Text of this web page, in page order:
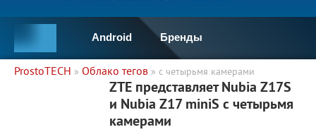
Android Бренды
ProstoTECH » Облако тегов » с четырьмя камерами
6 023 0
ZTE представляет Nubia Z17S
и Nubia Z17 miniS с четырьмя
камерами